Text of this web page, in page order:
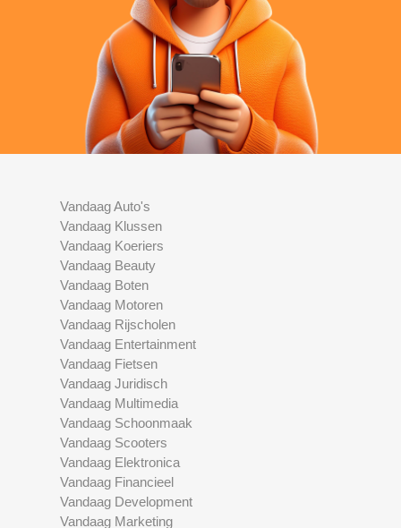
Vandaag Auto's
Vandaag Klussen
Vandaag Koeriers
Vandaag Beauty
Vandaag Boten
Vandaag Motoren
Vandaag Rijscholen
Vandaag Entertainment
Vandaag Fietsen
Vandaag Juridisch
Vandaag Multimedia
Vandaag Schoonmaak
Vandaag Scooters
Vandaag Elektronica
Vandaag Financieel
Vandaag Development
Vandaag Marketing